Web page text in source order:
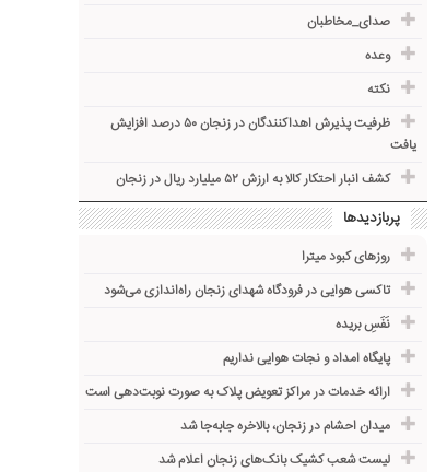
صدای_مخاطبان
وعده
نکته
ظرفیت پذیرش اهداکنندگان در زنجان ۵۰ درصد افزایش
یافت
کشف انبار احتکار کالا به ارزش ۵۲ میلیارد ریال در زنجان
پربازدیدها
روزهای کبود میترا
تاکسی هوایی در فرودگاه شهدای زنجان راه‌اندازی می‌شود
نَفَسِ بریده
پایگاه امداد و نجات هوایی نداریم
ارائه خدمات در مراکز تعویض پلاک به صورت نوبت‌دهی است
میدان احشام در زنجان، بالاخره جا‌به‌جا شد
لیست شعب کشیک بانک‌های زنجان اعلام شد